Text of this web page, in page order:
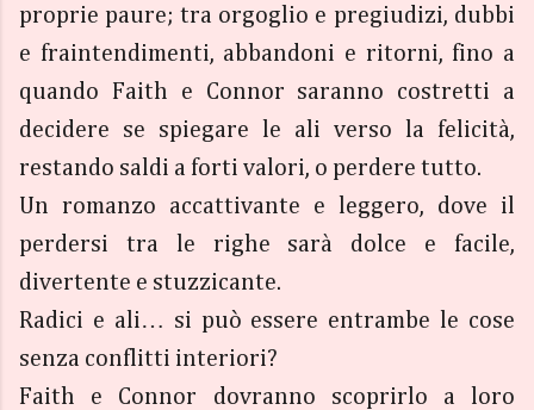
proprie paure; tra orgoglio e pregiudizi, dubbi
e fraintendimenti, abbandoni e ritorni, fino a
quando Faith e Connor saranno costretti a
decidere se spiegare le ali verso la felicità,
restando saldi a forti valori, o perdere tutto.
Un romanzo accattivante e leggero, dove il
perdersi tra le righe sarà dolce e facile,
divertente e stuzzicante.
Radici e ali… si può essere entrambe le cose
senza conflitti interiori?
Faith e Connor dovranno scoprirlo a loro